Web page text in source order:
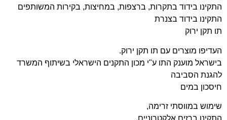
התקינו בידוד בתקרות, ברצפות, במחיצות, בקירות המשותפים
התקינו בידוד בצנרת
תו תקן ירוק
העדיפו מוצרים עם תו תקן ירוק.
בישראל מוענק התו ע"י מכון התקנים הישראלי בשיתוף המשרד
להגנת הסביבה
חיסכון במים
שימוש במווסתי זרימה,
התקינו ברזים אלקטרוניים,